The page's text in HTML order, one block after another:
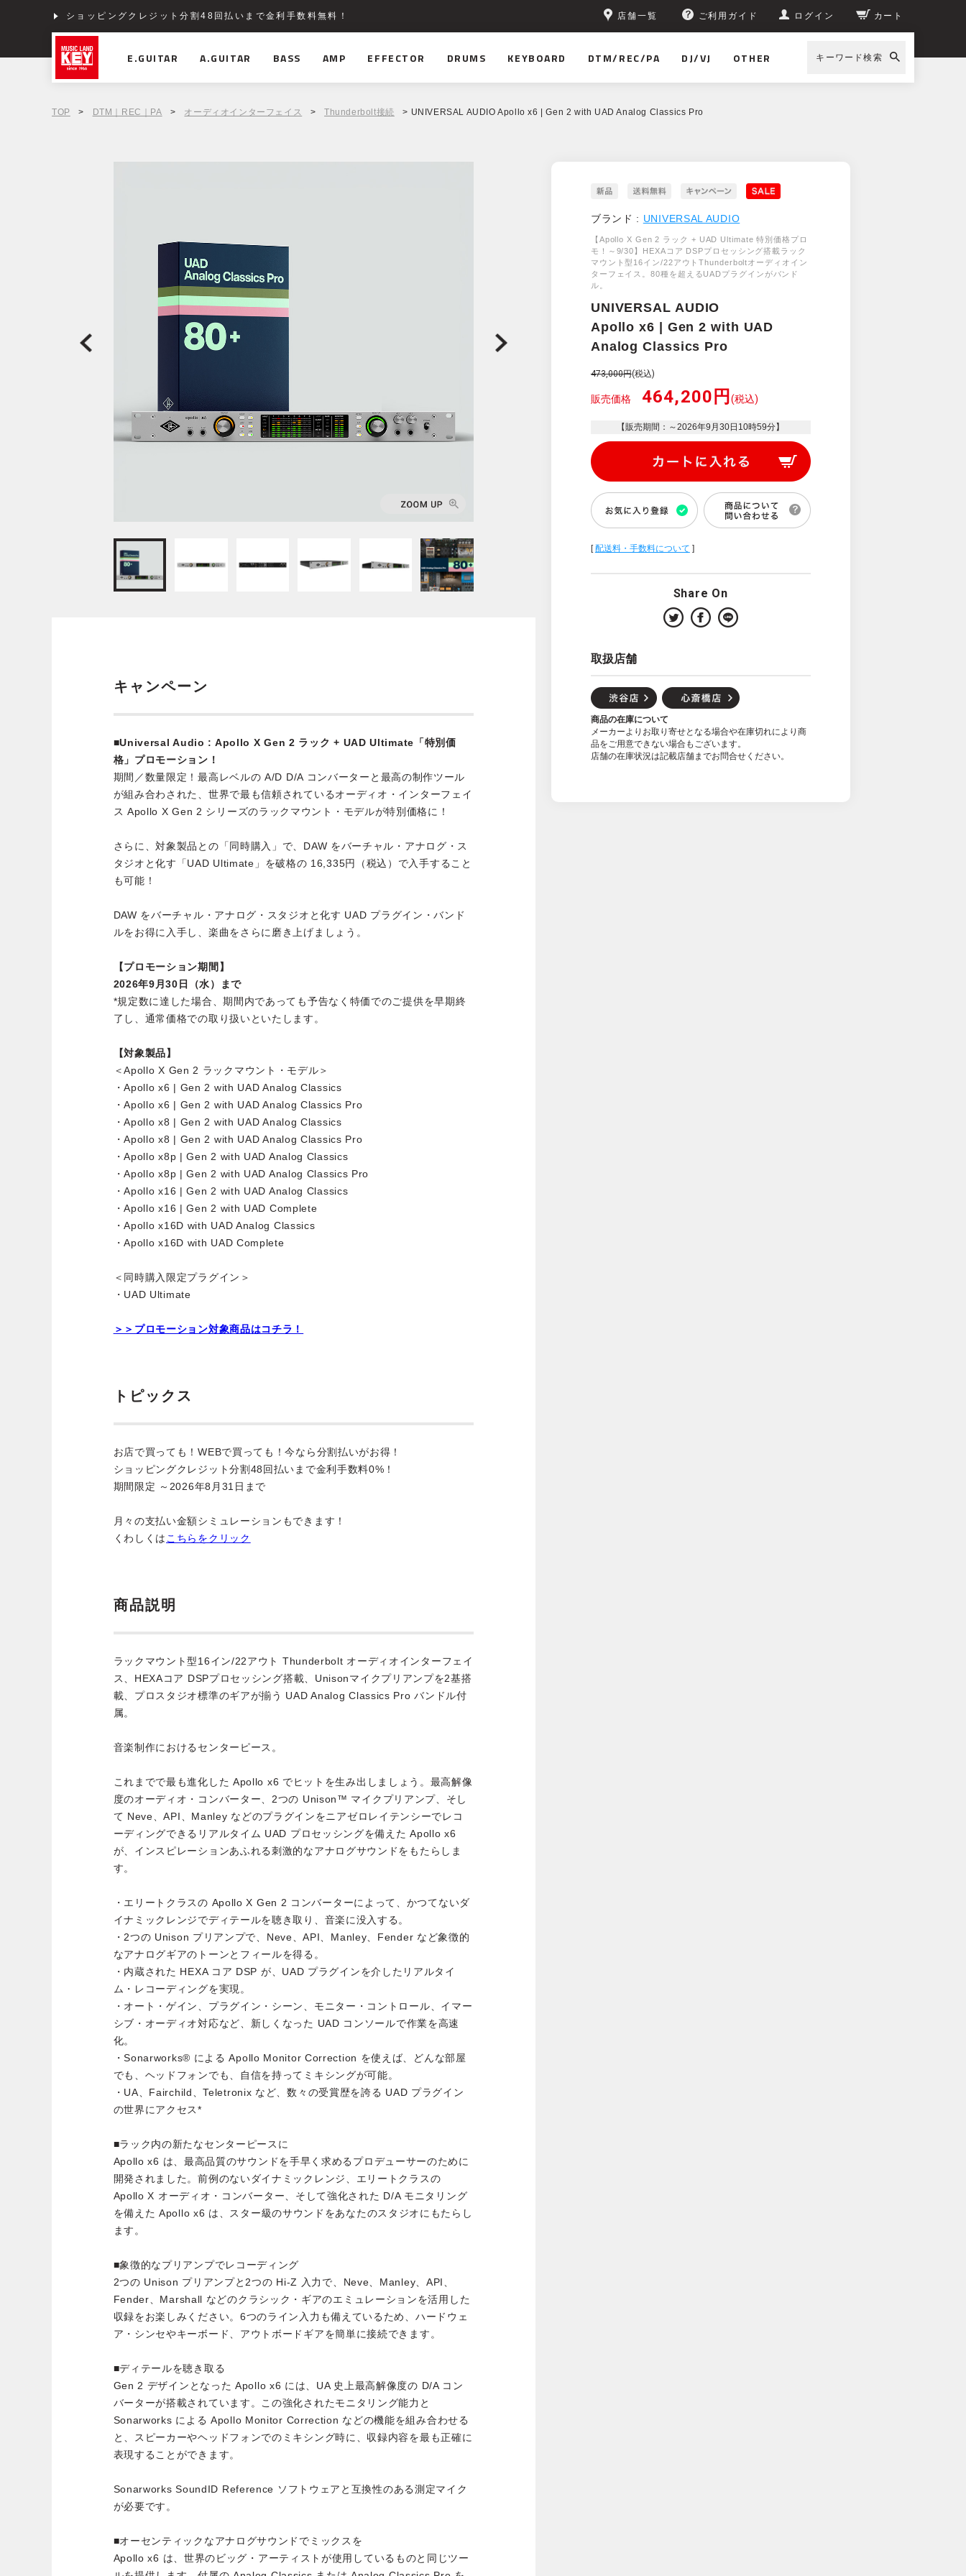
ショッピングクレジット分割48回払いまで金利手数料無料！ 店舗一覧 ご利用ガイド ログイン カート
E.GUITAR A.GUITAR BASS AMP EFFECTOR DRUMS KEYBOARD DTM/REC/PA DJ/VJ OTHER キーワード検索
TOP > DTM｜REC｜PA > オーディオインターフェイス > Thunderbolt接続 > UNIVERSAL AUDIO Apollo x6 | Gen 2 with UAD Analog Classics Pro
ブランド : UNIVERSAL AUDIO
【Apollo X Gen 2 ラック + UAD Ultimate 特別価格プロ
モ！～9/30】HEXAコア DSPプロセッシング搭載ラック
マウント型16イン/22アウトThunderboltオーディオイン
ターフェイス。80種を超えるUADプラグインがバンド
ル。
UNIVERSAL AUDIO
Apollo x6 | Gen 2 with UAD
Analog Classics Pro
473,000円(税込)
販売価格 464,200円(税込)
【販売期間：～2026年9月30日10時59分】
[配送料・手数料について ]
Share On
取扱店舗
商品の在庫について
メーカーよりお取り寄せとなる場合や在庫切れにより商
品をご用意できない場合もございます。
店舗の在庫状況は記載店舗までお問合せください。
キャンペーン
■Universal Audio : Apollo X Gen 2 ラック + UAD Ultimate「特別価
格」プロモーション！
期間／数量限定！最高レベルの A/D D/A コンバーターと最高の制作ツール
が組み合わされた、世界で最も信頼されているオーディオ・インターフェイ
ス Apollo X Gen 2 シリーズのラックマウント・モデルが特別価格に！
さらに、対象製品との「同時購入」で、DAW をバーチャル・アナログ・ス
タジオと化す「UAD Ultimate」を破格の 16,335円（税込）で入手すること
も可能！
DAW をバーチャル・アナログ・スタジオと化す UAD プラグイン・バンド
ルをお得に入手し、楽曲をさらに磨き上げましょう。
【プロモーション期間】
2026年9月30日（水）まで
*規定数に達した場合、期間内であっても予告なく特価でのご提供を早期終
了し、通常価格での取り扱いといたします。
【対象製品】
＜Apollo X Gen 2 ラックマウント・モデル＞
・Apollo x6 | Gen 2 with UAD Analog Classics
・Apollo x6 | Gen 2 with UAD Analog Classics Pro
・Apollo x8 | Gen 2 with UAD Analog Classics
・Apollo x8 | Gen 2 with UAD Analog Classics Pro
・Apollo x8p | Gen 2 with UAD Analog Classics
・Apollo x8p | Gen 2 with UAD Analog Classics Pro
・Apollo x16 | Gen 2 with UAD Analog Classics
・Apollo x16 | Gen 2 with UAD Complete
・Apollo x16D with UAD Analog Classics
・Apollo x16D with UAD Complete
＜同時購入限定プラグイン＞
・UAD Ultimate
＞＞プロモーション対象商品はコチラ！
トピックス
お店で買っても！WEBで買っても！今なら分割払いがお得！
ショッピングクレジット分割48回払いまで金利手数料0%！
期間限定 ～2026年8月31日まで
月々の支払い金額シミュレーションもできます！
くわしくは こちらをクリック
商品説明
ラックマウント型16イン/22アウト Thunderbolt オーディオインターフェイ
ス、HEXAコア DSPプロセッシング搭載、Unisonマイクプリアンプを2基搭
載、プロスタジオ標準のギアが揃う UAD Analog Classics Pro バンドル付
属。
音楽制作におけるセンターピース。
これまでで最も進化した Apollo x6 でヒットを生み出しましょう。最高解像
度のオーディオ・コンバーター、2つの Unison™ マイクプリアンプ、そし
て Neve、API、Manley などのプラグインをニアゼロレイテンシーでレコ
ーディングできるリアルタイム UAD プロセッシングを備えた Apollo x6
が、インスピレーションあふれる刺激的なアナログサウンドをもたらしま
す。
・エリートクラスの Apollo X Gen 2 コンバーターによって、かつてないダ
イナミックレンジでディテールを聴き取り、音楽に没入する。
・2つの Unison プリアンプで、Neve、API、Manley、Fender など象徴的
なアナログギアのトーンとフィールを得る。
・内蔵された HEXA コア DSP が、UAD プラグインを介したリアルタイ
ム・レコーディングを実現。
・オート・ゲイン、プラグイン・シーン、モニター・コントロール、イマー
シブ・オーディオ対応など、新しくなった UAD コンソールで作業を高速
化。
・Sonarworks® による Apollo Monitor Correction を使えば、どんな部屋
でも、ヘッドフォンでも、自信を持ってミキシングが可能。
・UA、Fairchild、Teletronix など、数々の受賞歴を誇る UAD プラグイン
の世界にアクセス*
■ラック内の新たなセンターピースに
Apollo x6 は、最高品質のサウンドを手早く求めるプロデューサーのために
開発されました。前例のないダイナミックレンジ、エリートクラスの
Apollo X オーディオ・コンバーター、そして強化された D/A モニタリング
を備えた Apollo x6 は、スター級のサウンドをあなたのスタジオにもたらし
ます。
■象徴的なプリアンプでレコーディング
2つの Unison プリアンプと2つの Hi-Z 入力で、Neve、Manley、API、
Fender、Marshall などのクラシック・ギアのエミュレーションを活用した
収録をお楽しみください。6つのライン入力も備えているため、ハードウェ
ア・シンセやキーボード、アウトボードギアを簡単に接続できます。
■ディテールを聴き取る
Gen 2 デザインとなった Apollo x6 には、UA 史上最高解像度の D/A コン
バーターが搭載されています。この強化されたモニタリング能力と
Sonarworks による Apollo Monitor Correction などの機能を組み合わせる
と、スピーカーやヘッドフォンでのミキシング時に、収録内容を最も正確に
表現することができます。
Sonarworks SoundID Reference ソフトウェアと互換性のある測定マイク
が必要です。
■オーセンティックなアナログサウンドでミックスを
Apollo x6 は、世界のビッグ・アーティストが使用しているものと同じツー